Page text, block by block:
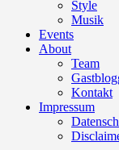
Style
Musik
Events
About
Team
Kontakt
Impressum